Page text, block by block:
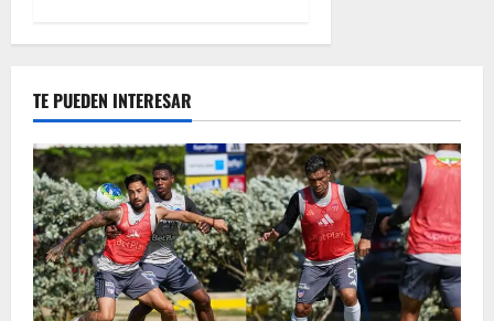
TE PUEDEN INTERESAR